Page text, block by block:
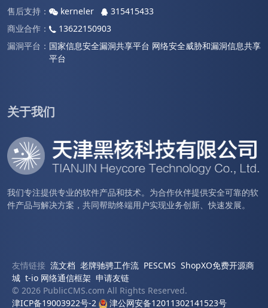
售后支持：
kerneler
315415433
商业合作：
13622150903
漏洞平台： 国家信息安全漏洞共享平台 网络安全威胁和漏洞信息共享
平台
关于我们
我们专注提供专业的软件产品和技术。为合作伙伴提供安全可靠的软
件产品与解决方案，共同帮助终端用户实现业务创新、快速发展。
友情链接 流文档 老牌驰骋工作流 PESCMS ShopXO免费开源商
城 t-io 网络通信框架 申请友链
© 2026 PublicCMS.com All Rights Reserved.
津ICP备19003922号-2
津公网安备12011302141523号